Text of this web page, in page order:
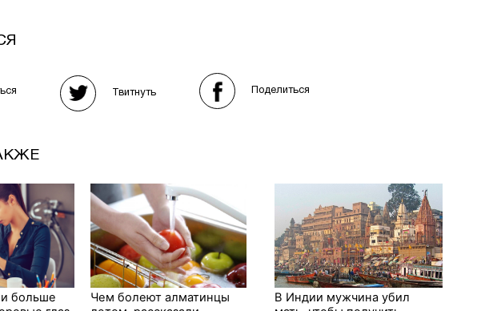
Твитнуть Поделиться
больше
Чем болеют алматинцы
В Индии мужчина убил